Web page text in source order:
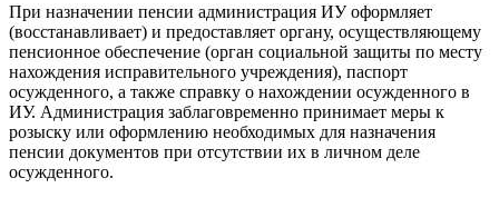
При назначении пенсии администрация ИУ оформляет
(восстанавливает) и предоставляет органу, осуществляющему
пенсионное обеспечение (орган социальной защиты по месту
нахождения исправительного учреждения), паспорт
осужденного, а также справку о нахождении осужденного в
ИУ. Администрация заблаговременно принимает меры к
розыску или оформлению необходимых для назначения
пенсии документов при отсутствии их в личном деле
осужденного.